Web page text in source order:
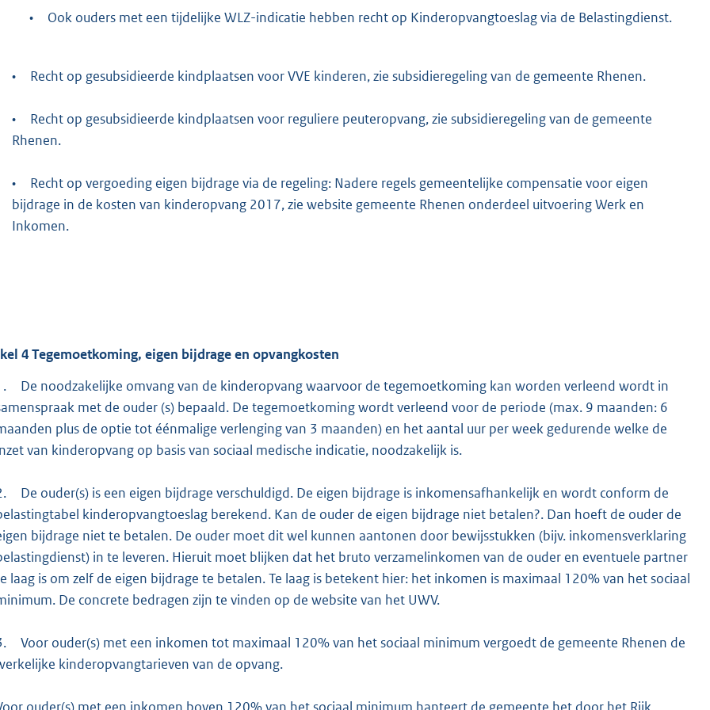
• Ook ouders met een tijdelijke WLZ-indicatie hebben recht op Kinderopvangtoeslag via de Belastingdienst.
• Recht op gesubsidieerde kindplaatsen voor VVE kinderen, zie subsidieregeling van de gemeente Rhenen.
•
Recht op gesubsidieerde kindplaatsen voor reguliere peuteropvang, zie subsidieregeling van de gemeente
Rhenen.
•
Recht op vergoeding eigen bijdrage via de regeling: Nadere regels gemeentelijke compensatie voor eigen
bijdrage in de kosten van kinderopvang 2017, zie website gemeente Rhenen onderdeel uitvoering Werk en
Inkomen.
4Tegemoetkoming, eigen bijdrage en opvangkosten
De noodzakelijke omvang van de kinderopvang waarvoor de tegemoetkoming kan worden verleend wordt in
met de ouder (s) bepaald. De tegemoetkoming wordt verleend voor de periode (max. 9 maanden: 6
plus de optie tot éénmalige verlenging van 3 maanden) en het aantal uur per week gedurende welke de
van kinderopvang op basis van sociaal medische indicatie, noodzakelijk is.
De ouder(s) is een eigen bijdrage verschuldigd. De eigen bijdrage is inkomensafhankelijk en wordt conform de
kinderopvangtoeslag berekend. Kan de ouder de eigen bijdrage niet betalen?. Dan hoeft de ouder de
bijdrage niet te betalen. De ouder moet dit wel kunnen aantonen door bewijsstukken (bijv. inkomensverklaring
in te leveren. Hieruit moet blijken dat het bruto verzamelinkomen van de ouder en eventuele partner
laag is om zelf de eigen bijdrage te betalen. Te laag is betekent hier: het inkomen is maximaal 120% van het sociaal
De concrete bedragen zijn te vinden op de website van het UWV.
Voor ouder(s) met een inkomen tot maximaal 120% van het sociaal minimum vergoedt de gemeente Rhenen de
kinderopvangtarieven van de opvang.